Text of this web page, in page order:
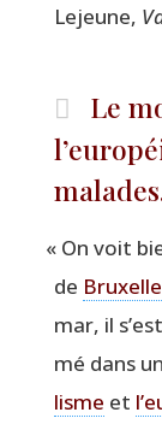
Lejeune,
Le
« On voit
de
mar, il
mé dans
lisme et